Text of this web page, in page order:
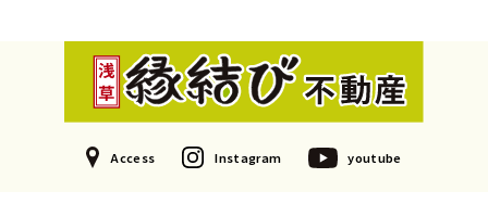
Access Instagram youtube